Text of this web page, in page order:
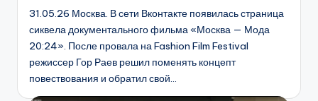
31.05.26 Москва. В сети Вконтакте появилась страница
сиквела документального фильма «Москва — Мода
20:24». После провала на Fashion Film Festival
режиссер Гор Раев решил поменять концепт
повествования и обратил свой…